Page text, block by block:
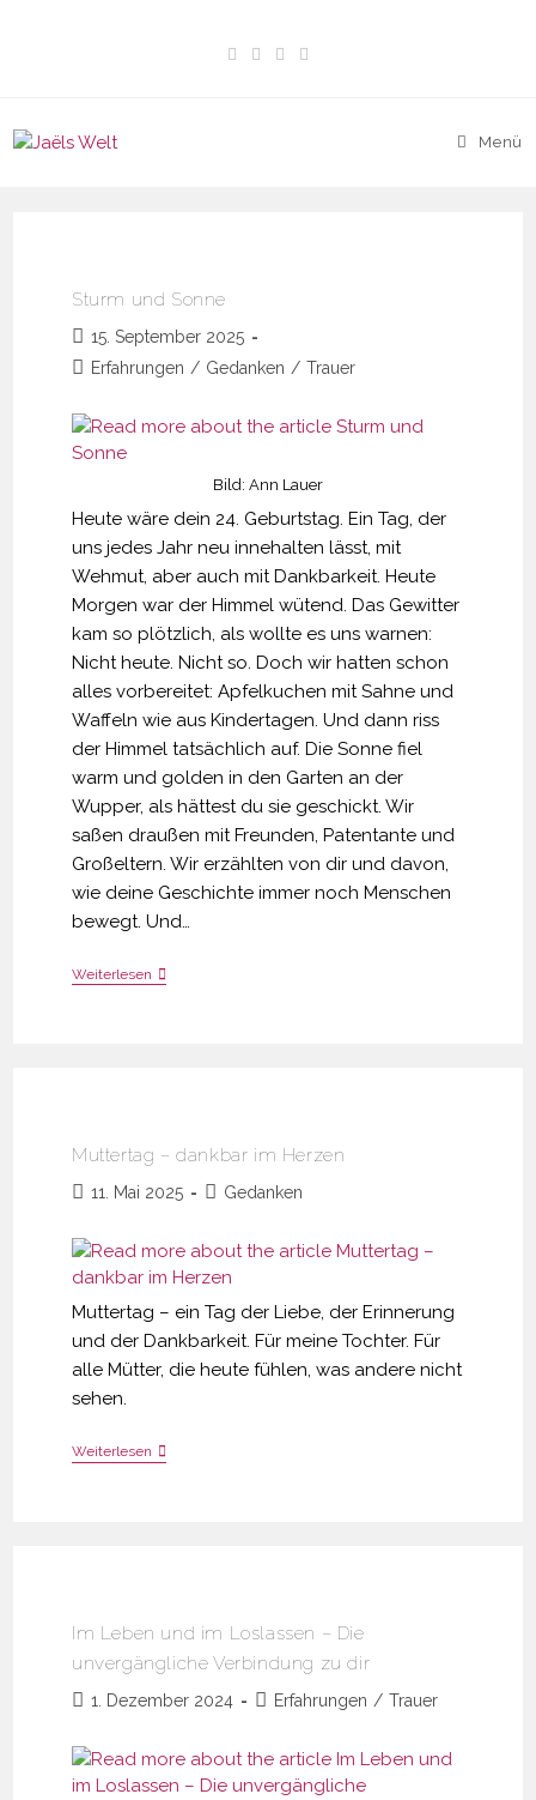
Menü
Sturm und Sonne
Beitrag
veröffentlicht:
15. September 2025
Beitrags-
Erfahrungen / Gedanken / Trauer
Bild: Ann Lauer
Heute wäre dein 24. Geburtstag. Ein Tag, der
uns jedes Jahr neu innehalten lässt, mit
Wehmut, aber auch mit Dankbarkeit. Heute
Morgen war der Himmel wütend. Das Gewitter
kam so plötzlich, als wollte es uns warnen:
Nicht heute. Nicht so. Doch wir hatten schon
alles vorbereitet: Apfelkuchen mit Sahne und
Waffeln wie aus Kindertagen. Und dann riss
der Himmel tatsächlich auf. Die Sonne fiel
warm und golden in den Garten an der
Wupper, als hättest du sie geschickt. Wir
saßen draußen mit Freunden, Patentante und
Großeltern. Wir erzählten von dir und davon,
wie deine Geschichte immer noch Menschen
bewegt. Und…
WeiterlesenSturm
Muttertag – dankbar im Herzen
Beitrag
11. Mai 2025
Beitrags-
Gedanken
Muttertag – ein Tag der Liebe, der Erinnerung
und der Dankbarkeit. Für meine Tochter. Für
alle Mütter, die heute fühlen, was andere nicht
sehen.
WeiterlesenMuttertag
Im Leben und im Loslassen – Die
unvergängliche Verbindung zu dir
Beitrag
1. Dezember 2024
Beitrags-
Erfahrungen / Trauer